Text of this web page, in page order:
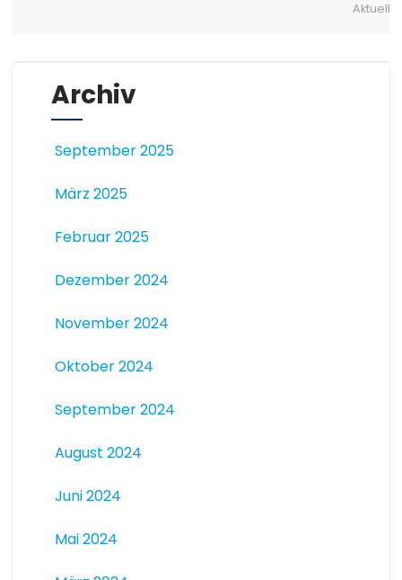
Aktuell
Archiv
September 2025
März 2025
Februar 2025
Dezember 2024
November 2024
Oktober 2024
September 2024
August 2024
Juni 2024
Mai 2024